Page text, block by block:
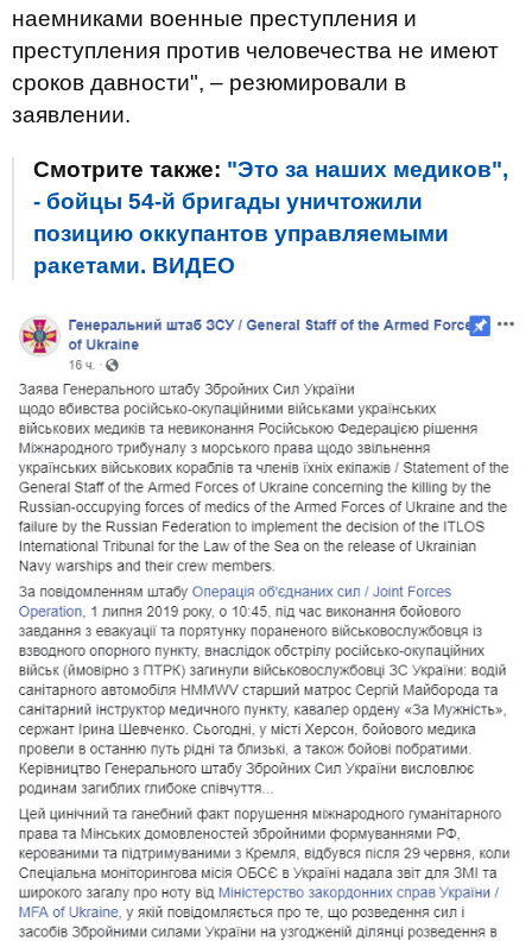
наемниками военные преступления и
преступления против человечества не имеют
сроков давности", – резюмировали в
заявлении.
Смотрите также: "Это за наших медиков",
- бойцы 54-й бригады уничтожили
позицию оккупантов управляемыми
ракетами. ВИДЕО